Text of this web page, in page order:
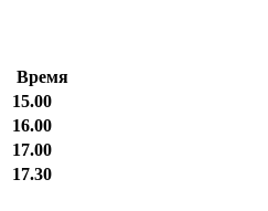
Время
15.00
16.00
17.00
17.30